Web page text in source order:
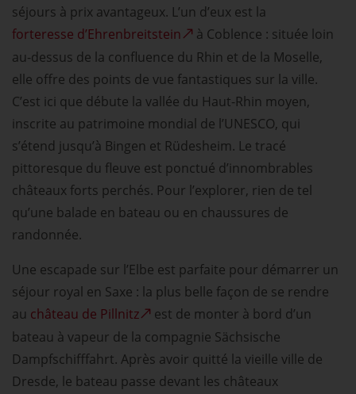
séjours à prix avantageux. L’un d’eux est la
forteresse d’Ehrenbreitstein
à Coblence : située loin
au-dessus de la confluence du Rhin et de la Moselle,
elle offre des points de vue fantastiques sur la ville.
C’est ici que débute la vallée du Haut-Rhin moyen,
inscrite au patrimoine mondial de l’UNESCO, qui
s’étend jusqu’à Bingen et Rüdesheim. Le tracé
pittoresque du fleuve est ponctué d’innombrables
châteaux forts perchés. Pour l’explorer, rien de tel
qu’une balade en bateau ou en chaussures de
randonnée.
Une escapade sur l’Elbe est parfaite pour démarrer un
séjour royal en Saxe : la plus belle façon de se rendre
au château de Pillnitz
est de monter à bord d’un
bateau à vapeur de la compagnie Sächsische
Dampfschifffahrt. Après avoir quitté la vieille ville de
Dresde, le bateau passe devant les châteaux